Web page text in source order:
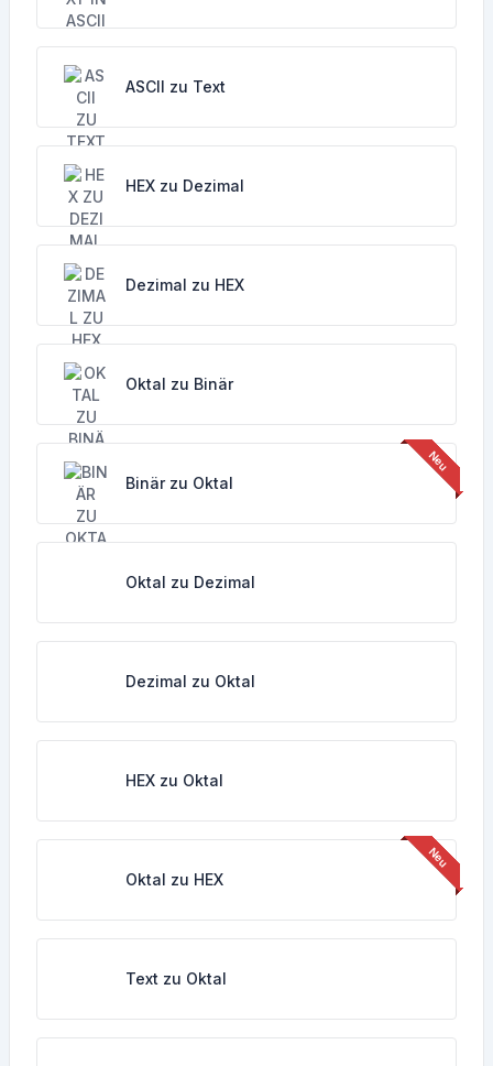
ASCII zu Text
HEX zu Dezimal
Dezimal zu HEX
Oktal zu Binär
Binär zu Oktal
Oktal zu Dezimal
Dezimal zu Oktal
HEX zu Oktal
Oktal zu HEX
Text zu Oktal